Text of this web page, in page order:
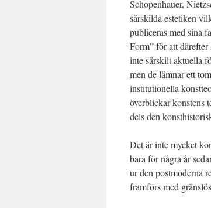
Schopenhauer,
särskilda estetiken
publiceras med sina
Form” för att
inte särskilt aktuella
men de lämnar ett
institutionella
överblickar konstens
dels den
Det är inte mycket
bara för några år
ur den postmoderna
framförs med